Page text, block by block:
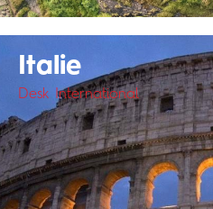
Italie
Desk International